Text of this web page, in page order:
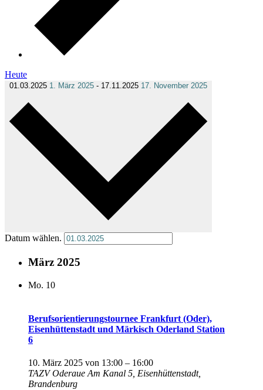
Heute
01.03.2025 1. März 2025 - 17.11.2025 17. November 2025
Datum wählen.
März 2025
Mo. 10
Berufsorientierungstournee Frankfurt (Oder),
Eisenhüttenstadt und Märkisch Oderland Station
6
10. März 2025 von 13:00 – 16:00
TAZV Oderaue Am Kanal 5, Eisenhüttenstadt,
Brandenburg